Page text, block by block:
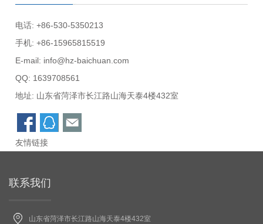
电话: +86-530-5350213
手机: +86-15965815519
E-mail: info@hz-baichuan.com
QQ: 1639708561
地址: 山东省菏泽市长江路山海天泰4楼432室
友情链接
联系我们
山东省菏泽市长江路山海天泰4楼432室